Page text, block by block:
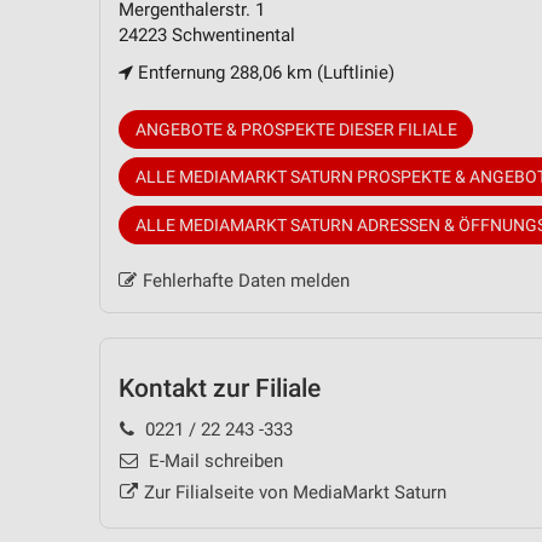
Mergenthalerstr. 1
24223 Schwentinental
Entfernung 288,06 km (Luftlinie)
ANGEBOTE & PROSPEKTE DIESER FILIALE
ALLE MEDIAMARKT SATURN PROSPEKTE &
ALLE MEDIAMARKT SATURN ADRESSEN &
Fehlerhafte Daten melden
Kontakt zur Filiale
0221 / 22 243 -333
E-Mail schreiben
Zur Filialseite von MediaMarkt Saturn